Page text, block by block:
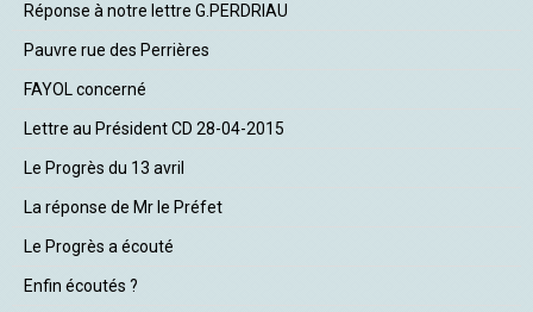
Réponse à notre lettre G.PERDRIAU
Pauvre rue des Perrières
FAYOL concerné
Lettre au Président CD 28-04-2015
Le Progrès du 13 avril
La réponse de Mr le Préfet
Le Progrès a écouté
Enfin écoutés ?